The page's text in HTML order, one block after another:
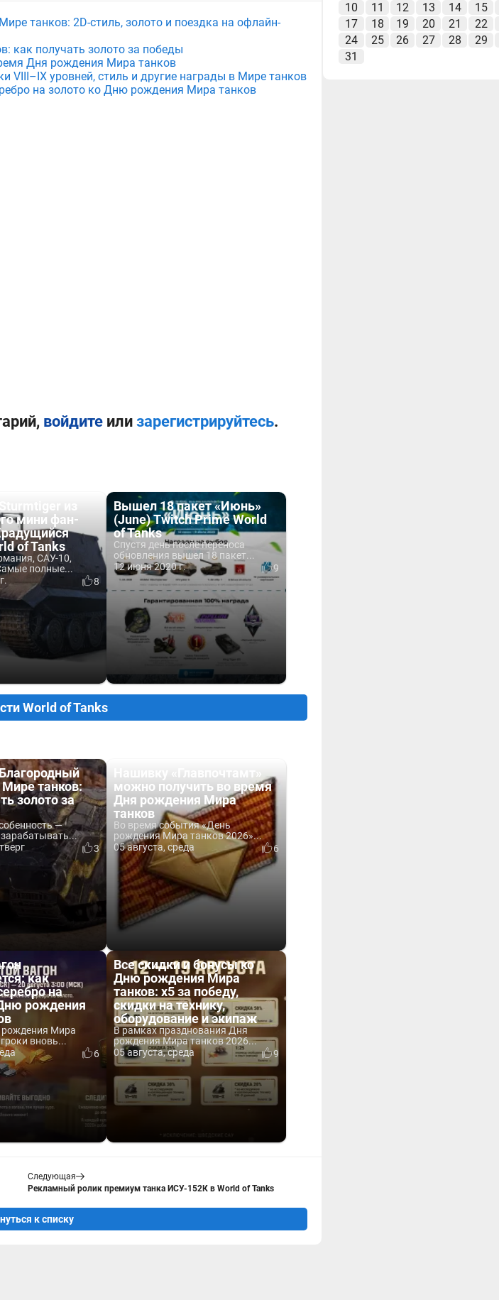
танков: 2D-стиль, золото и поездка на офлайн-
как получать золото за победы
Дня рождения Мира танков
VIII–IX уровней, стиль и другие награды в Мире танков
на золото ко Дню рождения Мира танков
войдитеили зарегистрируйтесь.
из
мини фан-
of Tanks
САУ-10,
полные...
8
Вышел 18 пакет «Июнь»
(June) Twitch Prime World
of Tanks
Спустя день после переноса
обновления вышел 18 пакет...
12 июня 2020 г.
9
World of Tanks
танков:
золото за
—
3
Нашивку «Главпочтамт»
можно получить во время
Дня рождения Мира
танков
Во время события «День
рождения Мира танков 2026»...
05 августа, среда
6
как
на
рождения
Мира
вновь...
6
Все скидки и бонусы ко
Дню рождения Мира
танков: x5 за победу,
скидки на технику,
оборудование и экипаж
В рамках празднования Дня
рождения Мира танков 2026...
05 августа, среда
9
Следующая
Рекламный ролик премиум танка ИСУ-152К в World of Tanks
к списку
10
11 12 13 14
15
17
18 19 20 21
22
24
25 26 27 28
29
31